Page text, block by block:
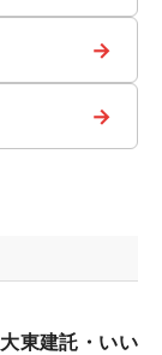
→
→
東建託・いい